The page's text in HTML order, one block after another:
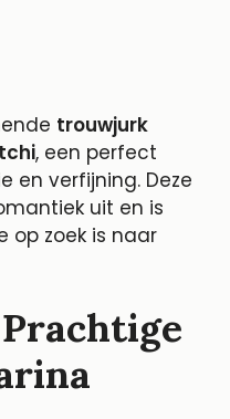
trouwjurk
, een perfect
en verfijning. Deze
uit en is
op zoek is naar